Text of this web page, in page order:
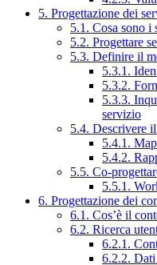
5. Progettazione dei
5.1. Cosa sono i
5.2. Progettare
5.3. Definire il
5.3.1.
5.3.2.
5.3.3.
servizio
5.4. Descrivere
5.4.1.
5.4.2.
5.5. Co-
5.5.1.
6. Progettazione dei
6.1. Cos’è il
6.2. Ricerca
6.2.1.
6.2.2.